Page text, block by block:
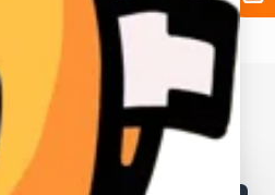
поставщикаБраузеры
выгоднее?Контакты
Поддержка магазина